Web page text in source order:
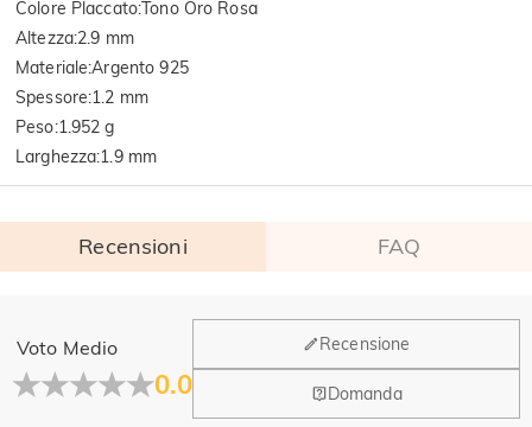
Colore Placcato:Tono Oro Rosa
Altezza:2.9 mm
Materiale:Argento 925
Spessore:1.2 mm
Peso:1.952 g
Larghezza:1.9 mm
Recensioni FAQ
Voto Medio
0.0
Recensione
Domanda
Generale
Dove si trova la tua azienda?
La sede principale è a Los Angeles, in California, mentre il